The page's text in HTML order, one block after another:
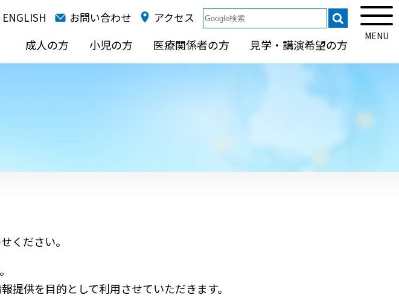
ENGLISH お問い合わせ アクセス
成人の方 小児の方 医療関係者の方 見学・講演希望の方
MENU
ください。
供を目的として利用させていただきます。